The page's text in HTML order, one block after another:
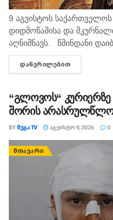
9 აგვისტოს
დიდმოწამისა და
აღნიშნავს. წმინდანი
მეორე ნახევარში. არ
დაბრძანებული
ᲓᲐᲬᲕᲠᲘᲚᲔᲑᲘᲗ
“გლოვოს“ კურიერზე
შორის
BYᲛᲔᲒᲐ TV ᲐᲒᲕᲘᲡᲢᲝ 9, 2026 0
ᲛᲗᲐᲕᲐᲠᲘ